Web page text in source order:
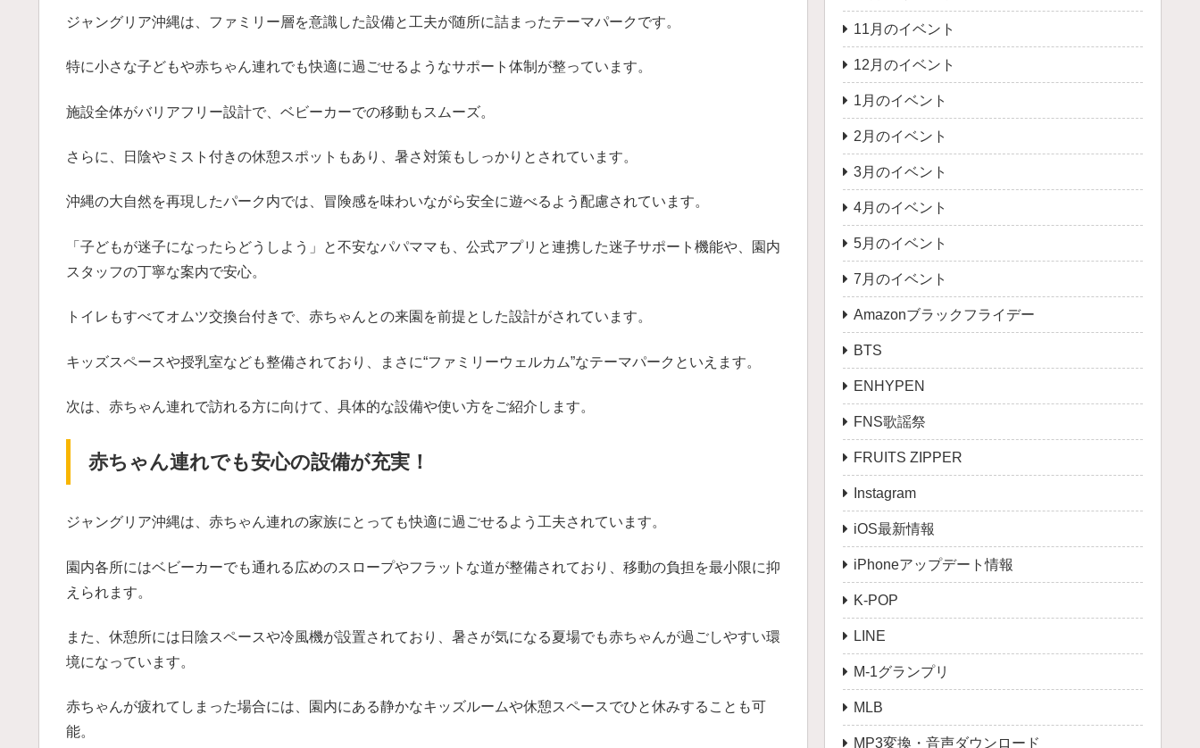
ジャングリア沖縄は、ファミリー層を意識した設備と工夫が随所に詰まったテーマパークです。
特に小さな子どもや赤ちゃん連れでも快適に過ごせるようなサポート体制が整っています。
施設全体がバリアフリー設計で、ベビーカーでの移動もスムーズ。
さらに、日陰やミスト付きの休憩スポットもあり、暑さ対策もしっかりとされています。
沖縄の大自然を再現したパーク内では、冒険感を味わいながら安全に遊べるよう配慮されています。
「子どもが迷子になったらどうしよう」と不安なパパママも、公式アプリと連携した迷子サポート機能や、園内
スタッフの丁寧な案内で安心。
トイレもすべてオムツ交換台付きで、赤ちゃんとの来園を前提とした設計がされています。
キッズスペースや授乳室なども整備されており、まさに“ファミリーウェルカム”なテーマパークといえます。
次は、赤ちゃん連れで訪れる方に向けて、具体的な設備や使い方をご紹介します。
赤ちゃん連れでも安心の設備が充実！
ジャングリア沖縄は、赤ちゃん連れの家族にとっても快適に過ごせるよう工夫されています。
園内各所にはベビーカーでも通れる広めのスロープやフラットな道が整備されており、移動の負担を最小限に抑
えられます。
また、休憩所には日陰スペースや冷風機が設置されており、暑さが気になる夏場でも赤ちゃんが過ごしやすい環
境になっています。
赤ちゃんが疲れてしまった場合には、園内にある静かなキッズルームや休憩スペースでひと休みすることも可
能。
11月のイベント
12月のイベント
1月のイベント
2月のイベント
3月のイベント
4月のイベント
5月のイベント
7月のイベント
Amazonブラックフライデー
BTS
ENHYPEN
FNS歌謡祭
FRUITS ZIPPER
Instagram
iOS最新情報
iPhoneアップデート情報
K-POP
LINE
M-1グランプリ
MLB
MP3変換・音声ダウンロード